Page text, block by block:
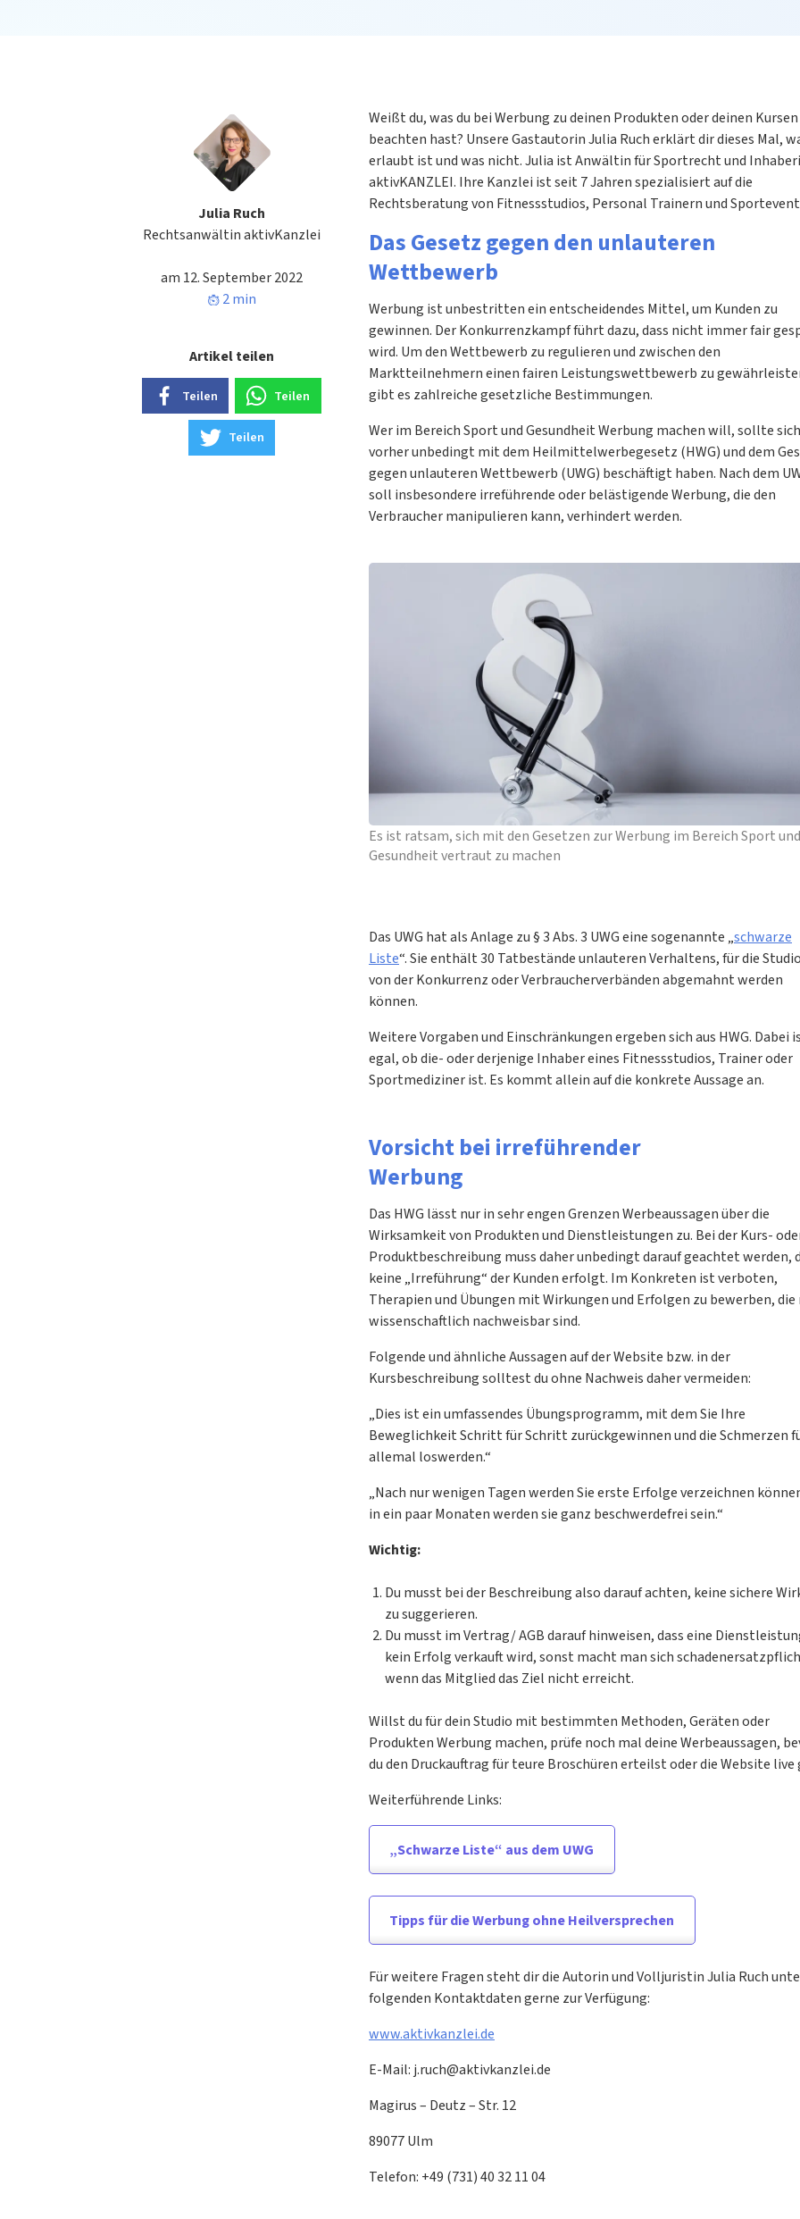
Weißt du, was du bei Werbung zu deinen Produkten oder deinen
beachten hast? Unsere Gastautorin Julia Ruch erklärt dir dieses Mal,
erlaubt ist und was nicht. Julia ist Anwältin für Sportrecht und
aktivKANZLEI. Ihre Kanzlei ist seit 7 Jahren spezialisiert auf die
Rechtsberatung von Fitnessstudios, Personal Trainern und
Das Gesetz gegen den unlauteren
Wettbewerb
Werbung ist unbestritten ein entscheidendes Mittel, um Kunden zu
gewinnen. Der Konkurrenzkampf führt dazu, dass nicht immer fair
wird. Um den Wettbewerb zu regulieren und zwischen den
Marktteilnehmern einen fairen Leistungswettbewerb zu
gibt es zahlreiche gesetzliche Bestimmungen.
Wer im Bereich Sport und Gesundheit Werbung machen will, sollte sich
vorher unbedingt mit dem Heilmittelwerbegesetz (HWG) und dem
gegen unlauteren Wettbewerb (UWG) beschäftigt haben. Nach dem
soll insbesondere irreführende oder belästigende Werbung, die den
Verbraucher manipulieren kann, verhindert werden.
Es ist ratsam, sich mit den Gesetzen zur Werbung im Bereich Sport und
Gesundheit vertraut zu machen
Das UWG hat als Anlage zu § 3 Abs. 3 UWG eine sogenannte „schwarze
Liste“. Sie enthält 30 Tatbestände unlauteren Verhaltens, für die
von der Konkurrenz oder Verbraucherverbänden abgemahnt werden
können.
Weitere Vorgaben und Einschränkungen ergeben sich aus HWG. Dabei
egal, ob die- oder derjenige Inhaber eines Fitnessstudios, Trainer oder
Sportmediziner ist. Es kommt allein auf die konkrete Aussage an.
Vorsicht bei irreführender
Werbung
Das HWG lässt nur in sehr engen Grenzen Werbeaussagen über die
Wirksamkeit von Produkten und Dienstleistungen zu. Bei der Kurs-
Produktbeschreibung muss daher unbedingt darauf geachtet werden,
keine „Irreführung“ der Kunden erfolgt. Im Konkreten ist verboten,
Therapien und Übungen mit Wirkungen und Erfolgen zu bewerben,
wissenschaftlich nachweisbar sind.
Folgende und ähnliche Aussagen auf der Website bzw. in der
Kursbeschreibung solltest du ohne Nachweis daher vermeiden:
„Dies ist ein umfassendes Übungsprogramm, mit dem Sie Ihre
Beweglichkeit Schritt für Schritt zurückgewinnen und die Schmerzen
allemal loswerden.“
„Nach nur wenigen Tagen werden Sie erste Erfolge verzeichnen
in ein paar Monaten werden sie ganz beschwerdefrei sein.“
Wichtig:
Du musst bei der Beschreibung also darauf achten, keine sichere
zu suggerieren.
Du musst im Vertrag/ AGB darauf hinweisen, dass eine
kein Erfolg verkauft wird, sonst macht man sich
wenn das Mitglied das Ziel nicht erreicht.
Willst du für dein Studio mit bestimmten Methoden, Geräten oder
Produkten Werbung machen, prüfe noch mal deine Werbeaussagen,
du den Druckauftrag für teure Broschüren erteilst oder die Website live
Weiterführende Links:
„Schwarze Liste“ aus dem UWG
Tipps für die Werbung ohne Heilversprechen
Für weitere Fragen steht dir die Autorin und Volljuristin Julia Ruch
folgenden Kontaktdaten gerne zur Verfügung:
www.aktivkanzlei.de
E-Mail: j.ruch@aktivkanzlei.de
Magirus – Deutz – Str. 12
89077 Ulm
Telefon: +49 (731) 40 32 11 04
Julia Ruch
Rechtsanwältin aktivKanzlei
am 12. September 2022
2 min
Artikel teilen
Teilen Teilen
Teilen